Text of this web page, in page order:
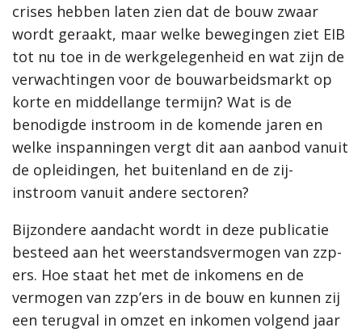
crises hebben laten zien dat de bouw zwaar
wordt geraakt, maar welke bewegingen ziet EIB
tot nu toe in de werkgelegenheid en wat zijn de
verwachtingen voor de bouwarbeidsmarkt op
korte en middellange termijn? Wat is de
benodigde instroom in de komende jaren en
welke inspanningen vergt dit aan aanbod vanuit
de opleidingen, het buitenland en de zij-
instroom vanuit andere sectoren?
Bijzondere aandacht wordt in deze publicatie
besteed aan het weerstandsvermogen van zzp-
ers. Hoe staat het met de inkomens en de
vermogen van zzp’ers in de bouw en kunnen zij
een terugval in omzet en inkomen volgend jaar